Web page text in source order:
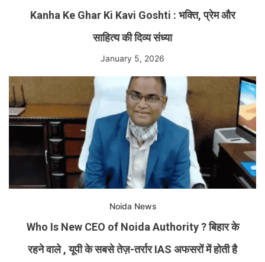
Kanha Ke Ghar Ki Kavi Goshti : भक्ति, प्रेम और
साहित्य की दिव्य संध्या
January 5, 2026
Noida News
Who Is New CEO of Noida Authority ? बिहार के
रहने वाले , यूपी के सबसे तेज़-तर्रार IAS अफसरों में होती है